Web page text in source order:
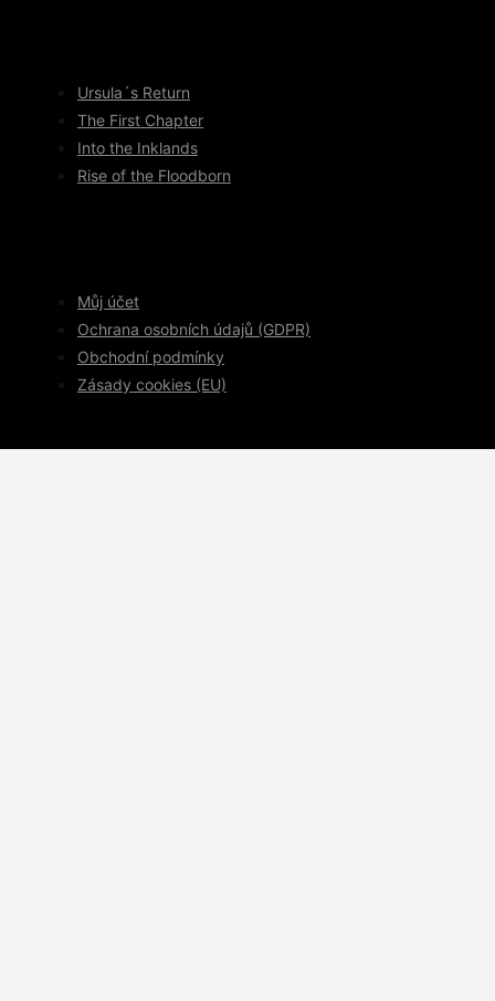
Ursula´s Return
The First Chapter
Into the Inklands
Rise of the Floodborn
Můj účet
Ochrana osobních údajů (GDPR)
Obchodní podmínky
Zásady cookies (EU)